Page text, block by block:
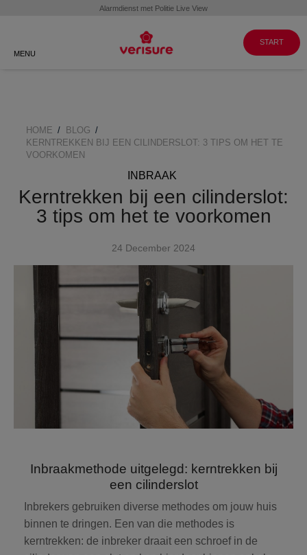
WERKEN BIJ
MENU
START
BREADCRUMB
HOME
BLOG
KERNTREKKEN BIJ EEN CILINDERSLOT: 3 TIPS OM HET TE
VOORKOMEN
INBRAAK
Kerntrekken bij een cilinderslot:
3 tips om het te voorkomen
24 December 2024
Inbraakmethode uitgelegd: kerntrekken bij
een cilinderslot
Inbrekers gebruiken diverse methodes om jouw huis
binnen te dringen. Een van die methodes is
kerntrekken: de inbreker draait een schroef in de